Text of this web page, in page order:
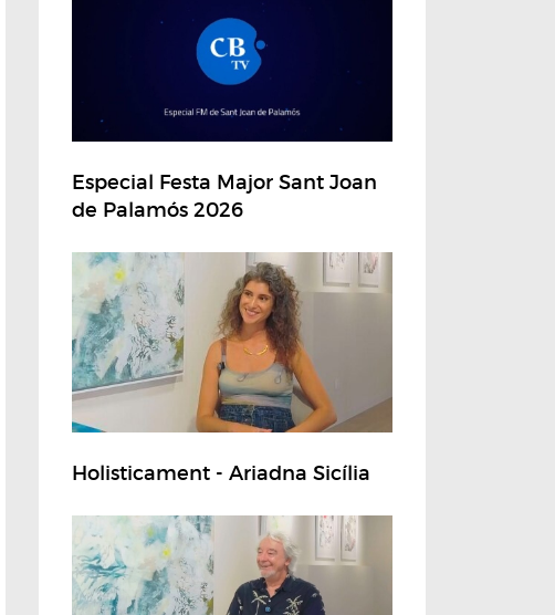
Especial Festa Major Sant Joan
de Palamós 2026
Holisticament - Ariadna Sicília